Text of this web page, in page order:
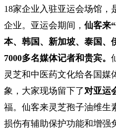
18家企业入驻亚运会场馆，
企业。亚运会期间， 仙客来
本、韩国、新加坡、泰国、
7000多名媒体记者和贵宾。
灵芝和中医药文化给各国媒
象，大家现场留下了对亚运
福。仙客来灵芝孢子油维生
损伤有辅助保护功能和增强